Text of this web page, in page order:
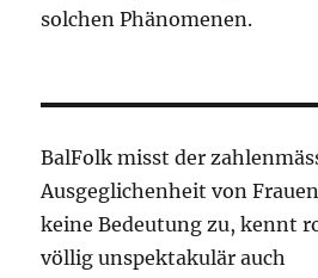
solchen Phänomenen.
BalFolk misst der
Ausgeglichenheit von
keine Bedeutung zu, kennt
völlig unspektakulär auch